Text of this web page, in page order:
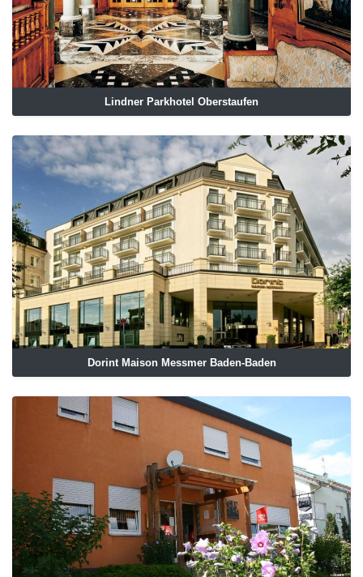
Lindner Parkhotel Oberstaufen
Dorint Maison Messmer Baden-Baden